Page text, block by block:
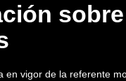
en vigor de la referente